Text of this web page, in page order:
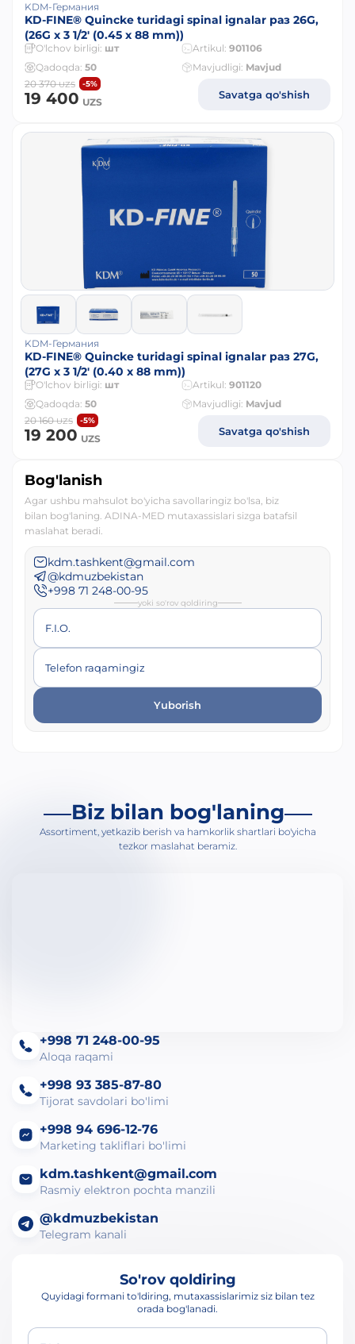
KDM-Германия
KD-FINE® Quincke turidagi spinal ignalar раз 26G,
(26G x 3 1/2' (0.45 x 88 mm))
O'lchov birligi: шт Artikul: 901106
Qadoqda: 50 Mavjudligi: Mavjud
19 400 UZS
20 370UZS -5%
Savatga qo'shish
KDM-Германия
KD-FINE® Quincke turidagi spinal ignalar раз 27G,
(27G x 3 1/2' (0.40 x 88 mm))
O'lchov birligi: шт Artikul: 901120
Qadoqda: 50 Mavjudligi: Mavjud
19 200 UZS
20 160UZS -5%
Savatga qo'shish
Bog'lanish
Agar ushbu mahsulot bo'yicha savollaringiz bo'lsa, biz
bilan bog'laning. ADINA-MED mutaxassislari sizga batafsil
maslahat beradi.
kdm.tashkent@gmail.com
@kdmuzbekistan
+998 71 248-00-95
yoki so'rov qoldiring
F.I.O.
Telefon raqamingiz
Yuborish
Biz bilan bog'laning
Assortiment, yetkazib berish va hamkorlik shartlari bo'yicha
tezkor maslahat beramiz.
+998 71 248-00-95
Aloqa raqami
+998 93 385-87-80
Tijorat savdolari bo'limi
+998 94 696-12-76
Marketing takliflari bo'limi
kdm.tashkent@gmail.com
Rasmiy elektron pochta manzili
@kdmuzbekistan
Telegram kanali
So'rov qoldiring
Quyidagi formani to'ldiring, mutaxassislarimiz siz bilan tez
orada bog'lanadi.